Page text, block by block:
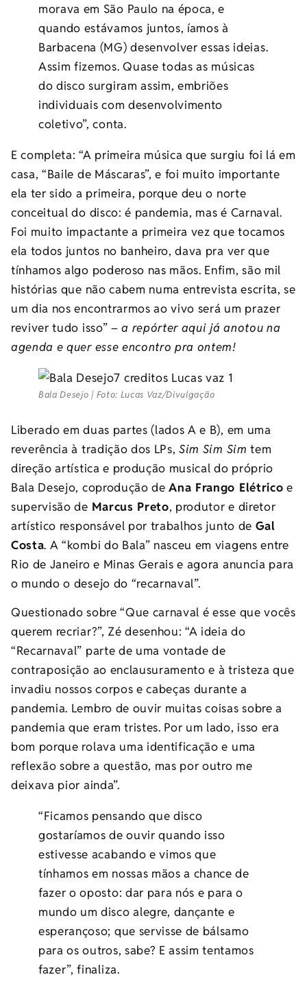
morava em São Paulo na época, e
quando estávamos juntos, íamos à
Barbacena (MG) desenvolver essas ideias.
Assim fizemos. Quase todas as músicas
do disco surgiram assim, embriões
individuais com desenvolvimento
coletivo”, conta.
E completa: “A primeira música que surgiu foi lá em
casa, “Baile de Máscaras”, e foi muito importante
ela ter sido a primeira, porque deu o norte
conceitual do disco: é pandemia, mas é Carnaval.
Foi muito impactante a primeira vez que tocamos
ela todos juntos no banheiro, dava pra ver que
tínhamos algo poderoso nas mãos. Enfim, são mil
histórias que não cabem numa entrevista escrita, se
um dia nos encontrarmos ao vivo será um prazer
reviver tudo isso” –a repórter aqui já anotou na
agenda e quer esse encontro pra ontem!
Bala Desejo | Foto: Lucas Vaz/Divulgação
Liberado em duas partes (lados A e B), em uma
reverência à tradição dos LPs,Sim Sim Simtem
direção artística e produção musical do próprio
Bala Desejo, coprodução deAna Frango Elétrico e
supervisão de Marcus Preto, produtor e diretor
artístico responsável por trabalhos junto de Gal
Costa. A “kombi do Bala” nasceu em viagens entre
Rio de Janeiro e Minas Gerais e agora anuncia para
o mundo o desejo do “recarnaval”.
Questionado sobre “Que carnaval é esse que vocês
querem recriar?”, Zé desenhou: “A ideia do
“Recarnaval” parte de uma vontade de
contraposição ao enclausuramento e à tristeza que
invadiu nossos corpos e cabeças durante a
pandemia. Lembro de ouvir muitas coisas sobre a
pandemia que eram tristes. Por um lado, isso era
bom porque rolava uma identificação e uma
reflexão sobre a questão, mas por outro me
deixava pior ainda”.
“Ficamos pensando que disco
gostaríamos de ouvir quando isso
estivesse acabando e vimos que
tínhamos em nossas mãos a chance de
fazer o oposto: dar para nós e para o
mundo um disco alegre, dançante e
esperançoso; que servisse de bálsamo
para os outros, sabe? E assim tentamos
fazer”, finaliza.